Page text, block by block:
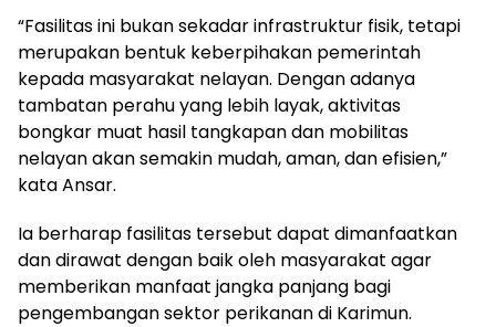
“Fasilitas ini bukan sekadar infrastruktur fisik, tetapi
merupakan bentuk keberpihakan pemerintah
kepada masyarakat nelayan. Dengan adanya
tambatan perahu yang lebih layak, aktivitas
bongkar muat hasil tangkapan dan mobilitas
nelayan akan semakin mudah, aman, dan efisien,”
kata Ansar.
Ia berharap fasilitas tersebut dapat dimanfaatkan
dan dirawat dengan baik oleh masyarakat agar
memberikan manfaat jangka panjang bagi
pengembangan sektor perikanan di Karimun.